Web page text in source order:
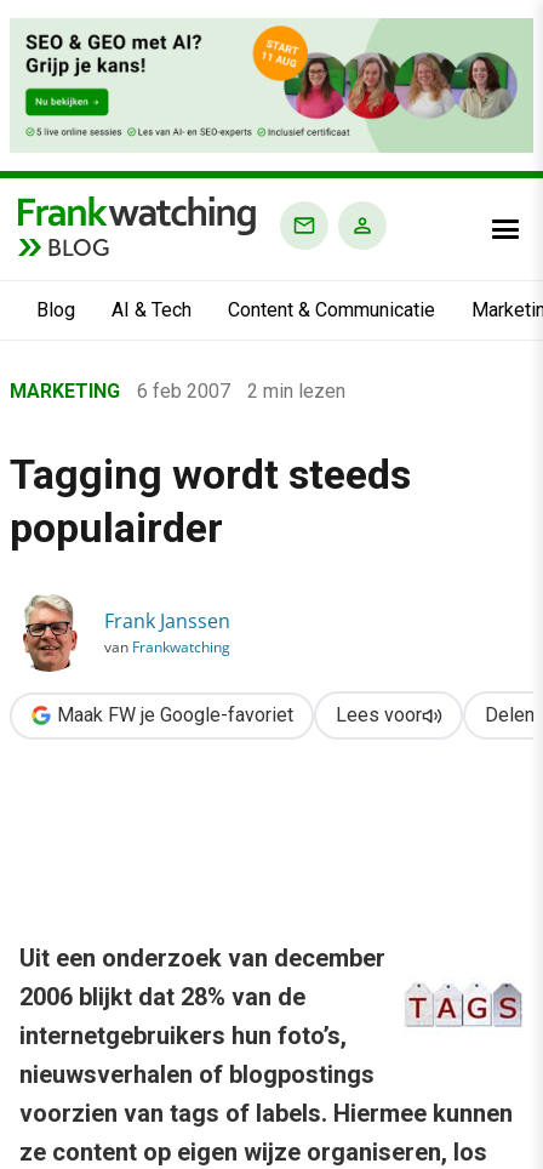
BLOG
Blog AI & Tech Content & Communicatie
›
Marketing
Tagging wordt steeds populairder
MARKETING 6 feb 2007 2 min lezen
Tagging wordt steeds
populairder
Frank Janssen
van Frankwatching
Maak FW je Google-favoriet Lees voor Delen
Uit een onderzoek van december
2006 blijkt dat 28% van de
internetgebruikers hun foto’s,
nieuwsverhalen of blogpostings
voorzien van tags of labels. Hiermee kunnen
ze content op eigen wijze organiseren, los